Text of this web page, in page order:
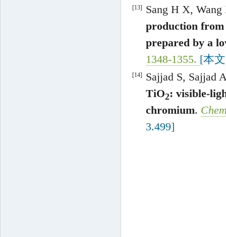
[13] Sang H X, Wang
production from
prepared by a
1348-1355. [本
[14] Sajjad S, Sajjad
TiO2: visible-
chromium.
3.499]